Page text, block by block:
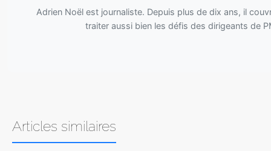
Adrien Noël est journaliste. Depuis plus de dix ans, il
traiter aussi bien les défis des dirigeants de
Articles similaires